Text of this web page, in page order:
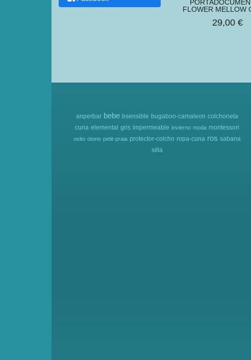
FLOWER MELLOW
29,00 €
anperbar bebe bsensible bugaboo-camaleon colchoneta
cuna elemental gris impermeable invierno moda montessori
osito otono petit-praia protector-colcho ropa-cuna ros sabana
silla